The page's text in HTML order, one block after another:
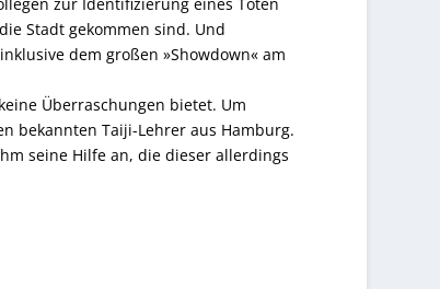
Stadt gekommen sind. Und
dem großen »Showdown« am
Überraschungen bietet. Um
bekannten Taiji-Lehrer aus Hamburg.
seine Hilfe an, die dieser allerdings